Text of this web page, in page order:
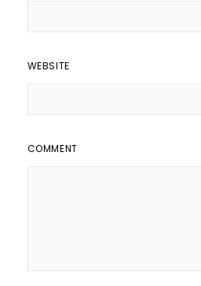
WEBSITE
COMMENT